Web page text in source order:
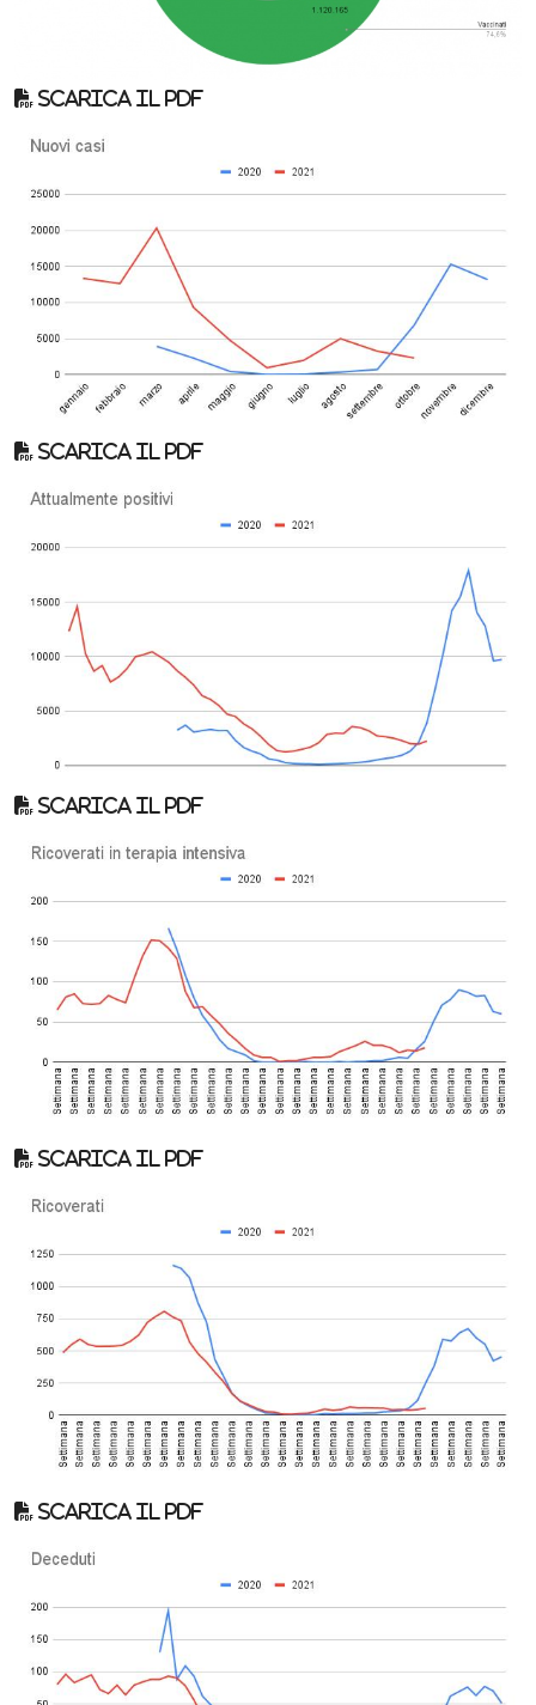
Scarica il pdf
Scarica il pdf
Scarica il pdf
Scarica il pdf
Scarica il pdf